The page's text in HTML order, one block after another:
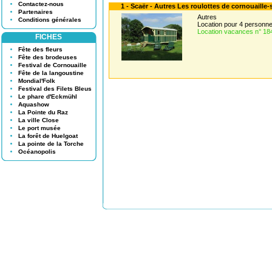
Contactez-nous
Partenaires
Conditions générales
FICHES
Fête des fleurs
Fête des brodeuses
Festival de Cornouaille
Fête de la langoustine
Mondial'Folk
Festival des Filets Bleus
Le phare d'Eckmühl
Aquashow
La Pointe du Raz
La ville Close
Le port musée
La forêt de Huelgoat
La pointe de la Torche
Océanopolis
1 - Scaër - Autres Les roulottes de cornouaille-
Autres
Location pour 4
Location vacances n°